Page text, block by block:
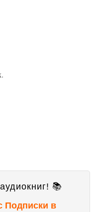
📚
Подписки в